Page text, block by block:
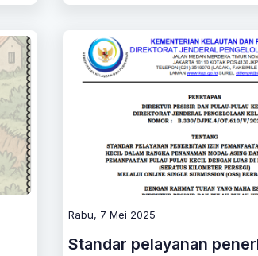
Rabu, 7 Mei 2025
Standar pelayanan